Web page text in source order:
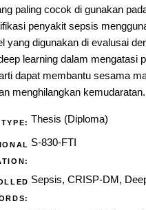
paling cocok di gunakan
penyakit sepsis
yang digunakan di evalusai
learning dalam
dapat membantu sesama
menghilangkan kemudaratan.
Thesis (Diploma)
S-830-FTI
Sepsis, CRISP-DM,